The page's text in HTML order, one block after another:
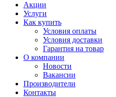
Акции
Услуги
Как купить
Условия оплаты
Условия доставки
Гарантия на товар
О компании
Новости
Вакансии
Производители
Контакты